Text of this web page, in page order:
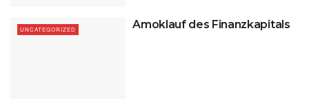
UNCATEGORIZED Amoklauf des Finanzkapitals